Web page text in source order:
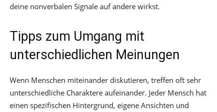
deine nonverbalen Signale auf andere wirkst.
Tipps zum Umgang mit
unterschiedlichen Meinungen
Wenn Menschen miteinander diskutieren, treffen oft sehr
unterschiedliche Charaktere aufeinander. Jeder Mensch hat
einen spezifischen Hintergrund, eigene Ansichten und